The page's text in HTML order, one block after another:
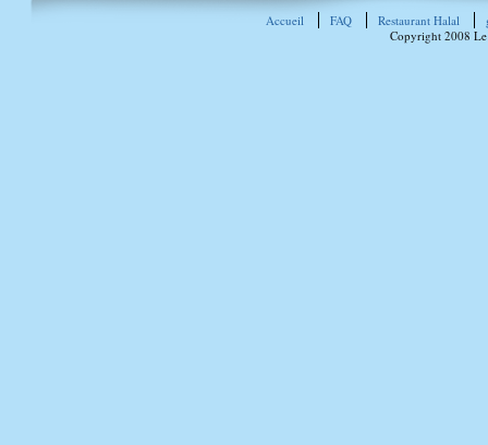
Accueil FAQ Restaurant Halal
Copyright 2008